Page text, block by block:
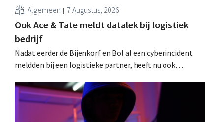
Algemeen 7 Augustus, 2026
Ook Ace & Tate meldt datalek bij logistiek
bedrijf
Nadat eerder de Bijenkorf en Bol al een cyberincident
meldden bij een logistieke partner, heeft nu ook
datalek. Financiële gegevens, gebruikersnamen en
wachtwoorden zijn niet getroffen.